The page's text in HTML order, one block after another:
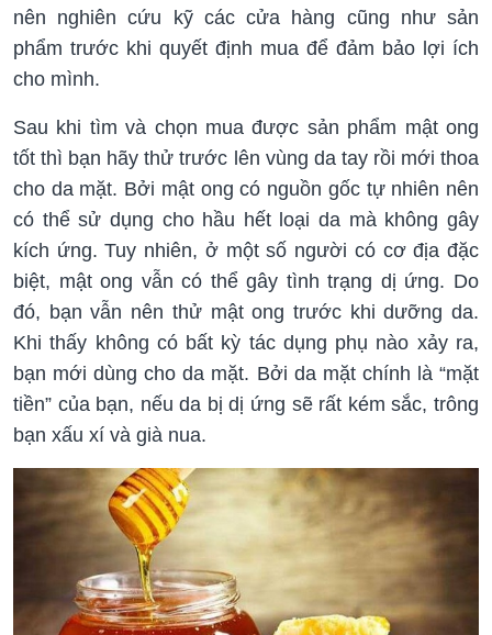
nên nghiên cứu kỹ các cửa hàng cũng như sản
phẩm trước khi quyết định mua để đảm bảo lợi ích
cho mình.
Sau khi tìm và chọn mua được sản phẩm mật ong
tốt thì bạn hãy thử trước lên vùng da tay rồi mới thoa
cho da mặt. Bởi mật ong có nguồn gốc tự nhiên nên
có thể sử dụng cho hầu hết loại da mà không gây
kích ứng. Tuy nhiên, ở một số người có cơ địa đặc
biệt, mật ong vẫn có thể gây tình trạng dị ứng. Do
đó, bạn vẫn nên thử mật ong trước khi dưỡng da.
Khi thấy không có bất kỳ tác dụng phụ nào xảy ra,
bạn mới dùng cho da mặt. Bởi da mặt chính là “mặt
tiền” của bạn, nếu da bị dị ứng sẽ rất kém sắc, trông
bạn xấu xí và già nua.